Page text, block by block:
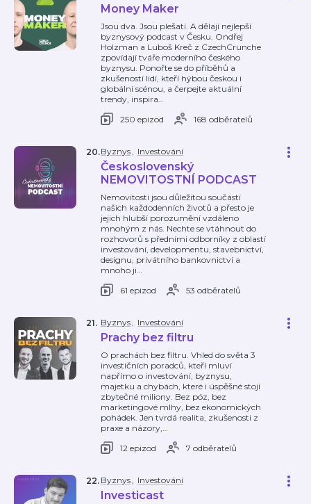
Money Maker
Jsou dva. Jsou plešatí. A dělají nejlepší
byznysový podcast v Česku. Ondřej
Holzman a Luboš Kreč z CzechCrunche
zpovídají tváře moderního českého
byznysu. Ponořte se do příběhů a
zkušeností lidí, kteří hýbou českou i
globální scénou, a čerpejte aktuální
trendy, inspira…
250 epizod
168 odběratelů
Byznys, Investování
Československý
NEMOVITOSTNÍ PODCAST
Nemovitosti jsou důležitou součástí
našich každodenních životů a přesto je
jejich hlubší porozumění vzdáleno
mnohým z nás. Nechte se vtáhnout do
rozhovorů s předními odborníky z oblastí
investování, developmentu, stavebnictví,
designu, privátního bankovnictví a
mnoho ji…
61 epizod
53 odběratelů
20.
Byznys, Investování
Prachy bez filtru
O prachách bez filtru. Vhled do světa 3
investičních poradců, kteří mluví
napřímo o investování, byznysu,
majetku a chybách, které i úspěšné stojí
zbytečné miliony. Bez póz, bez
marketingové mlhy, bez ekonomických
pohádek. Jen tvrdá realita, zkušenosti z
praxe a názory,…
12 epizod
7 odběratelů
21.
Byznys, Investování
Investicast
22.